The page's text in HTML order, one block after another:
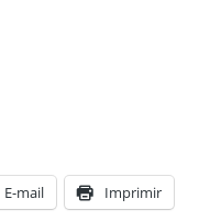
E-mail Imprimir